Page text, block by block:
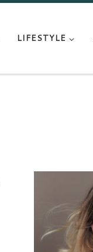
LIFESTYLE